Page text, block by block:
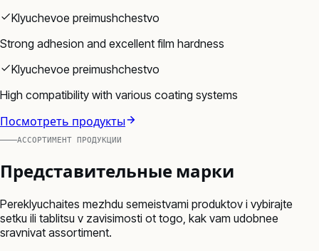
Klyuchevoe preimushchestvo
Strong adhesion and excellent film hardness
Klyuchevoe preimushchestvo
High compatibility with various coating systems
Посмотреть продукты
АССОРТИМЕНТ ПРОДУКЦИИ
Представительные марки
Pereklyuchaites mezhdu semeistvami produktov i vybirajte
setku ili tablitsu v zavisimosti ot togo, kak vam udobnee
sravnivat assortiment.